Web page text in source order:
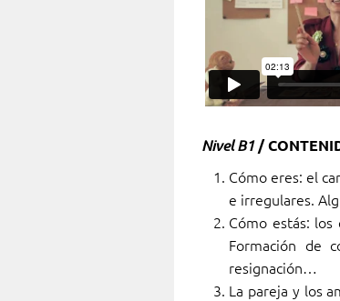
Nivel B1/
Cómo eres: el
e irregulares.
Cómo estás:
Formación de
resignación…
La pareja y los